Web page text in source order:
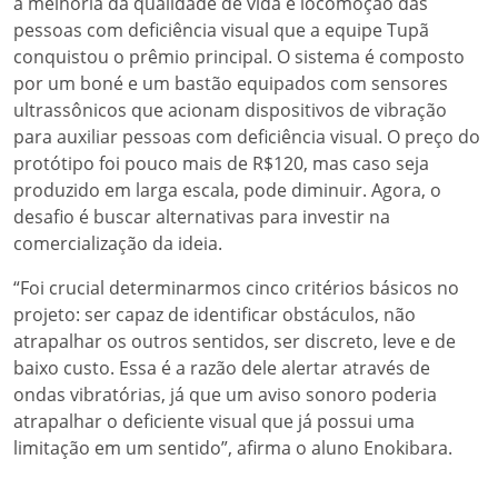
pessoas com deficiência visual que a equipe Tupã
conquistou o prêmio principal. O sistema é composto
por um boné e um bastão equipados com sensores
ultrassônicos que acionam dispositivos de vibração
para auxiliar pessoas com deficiência visual. O preço do
protótipo foi pouco mais de R$120, mas caso seja
produzido em larga escala, pode diminuir. Agora, o
desafio é buscar alternativas para investir na
comercialização da ideia.
“Foi crucial determinarmos cinco critérios básicos no
projeto: ser capaz de identificar obstáculos, não
atrapalhar os outros sentidos, ser discreto, leve e de
baixo custo. Essa é a razão dele alertar através de
ondas vibratórias, já que um aviso sonoro poderia
atrapalhar o deficiente visual que já possui uma
limitação em um sentido”, afirma o aluno Enokibara.